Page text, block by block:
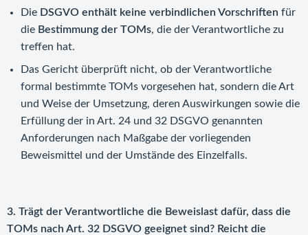
Die DSGVO enthält keine verbindlichen Vorschriften für
die Bestimmung der TOMs, die der Verantwortliche zu
treffen hat.
Das Gericht überprüft nicht, ob der Verantwortliche
formal bestimmte TOMs vorgesehen hat, sondern die Art
und Weise der Umsetzung, deren Auswirkungen sowie die
Erfüllung der in Art. 24 und 32 DSGVO genannten
Anforderungen nach Maßgabe der vorliegenden
Beweismittel und der Umstände des Einzelfalls.
3. Trägt der Verantwortliche die Beweislast dafür, dass die
TOMs nach Art. 32 DSGVO geeignet sind? Reicht die